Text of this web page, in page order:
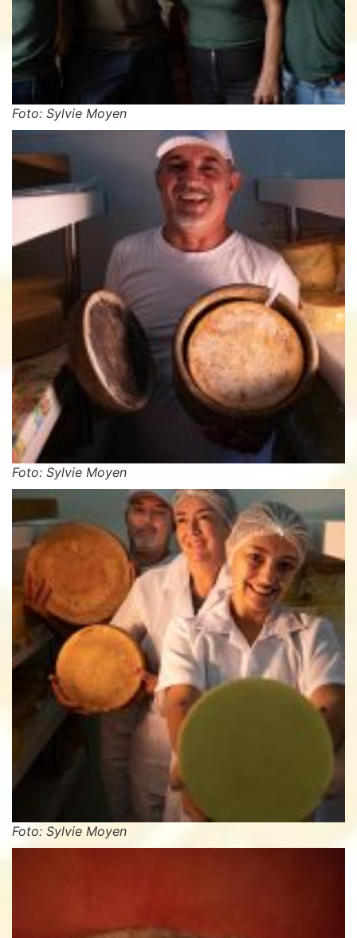
Foto: Sylvie Moyen
Foto: Sylvie Moyen
Foto: Sylvie Moyen